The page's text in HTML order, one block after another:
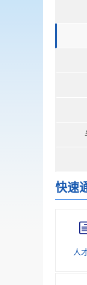
快速
人